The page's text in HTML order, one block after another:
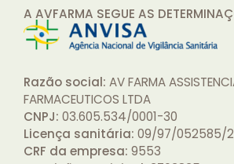
A AVFARMA SEGUE AS
Razão social: AV FARMA
FARMACEUTICOS LTDA
CNPJ: 03.605.534/0001-30
Licença sanitária: 09/97/052585/
CRF da empresa: 9553